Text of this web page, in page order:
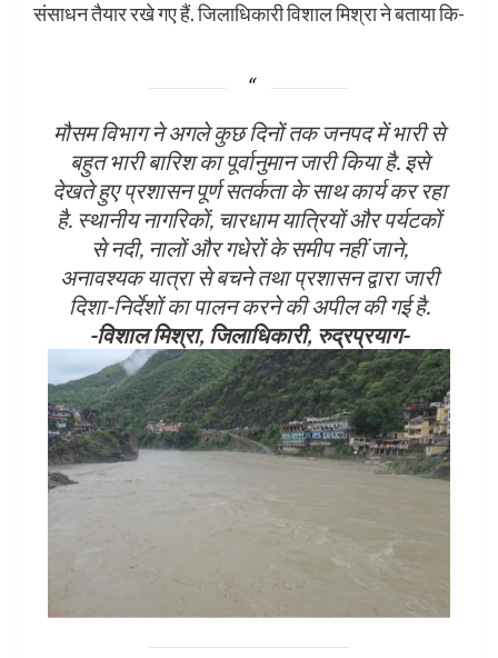
संसाधन तैयार रखे गए हैं. जिलाधिकारी विशाल मिश्रा ने बताया कि-
मौसम विभाग ने अगले कुछ दिनों तक जनपद में भारी से
बहुत भारी बारिश का पूर्वानुमान जारी किया है. इसे
देखते हुए प्रशासन पूर्ण सतर्कता के साथ कार्य कर रहा
है. स्थानीय नागरिकों, चारधाम यात्रियों और पर्यटकों
से नदी, नालों और गधेरों के समीप नहीं जाने,
अनावश्यक यात्रा से बचने तथा प्रशासन द्वारा जारी
दिशा-निर्देशों का पालन करने की अपील की गई है.
-विशाल मिश्रा, जिलाधिकारी, रुद्रप्रयाग-